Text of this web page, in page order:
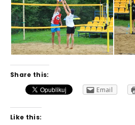
Share this:
Email
Like this: